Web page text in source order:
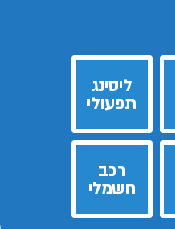
ליסינג
תפעולי
רכב
חשמלי